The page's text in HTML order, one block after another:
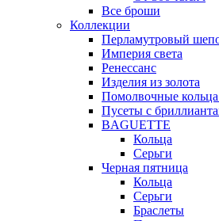
Все броши
Коллекции
Перламутровый
Империя света
Ренессанс
Изделия из золота
Помолвочные
Пусеты с
BAGUETTE
Кольца
Серьги
Черная пятница
Кольца
Серьги
Браслеты